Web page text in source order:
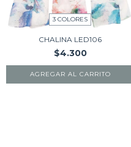
3 COLORES
CHALINA LED106
$4.300
AGREGAR AL CARRITO